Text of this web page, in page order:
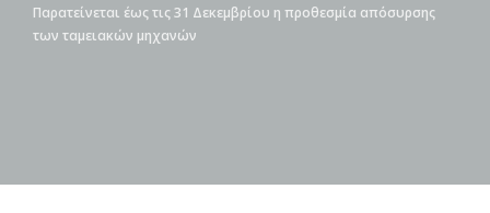
Παρατείνεται έως τις 31 Δεκεμβρίου η προθεσμία απόσυρσης
των ταμειακών μηχανών